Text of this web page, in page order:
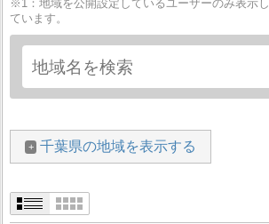
※1：地域を公開設定しているユーザーのみ表示し
ています。
千葉県の地域を表示する